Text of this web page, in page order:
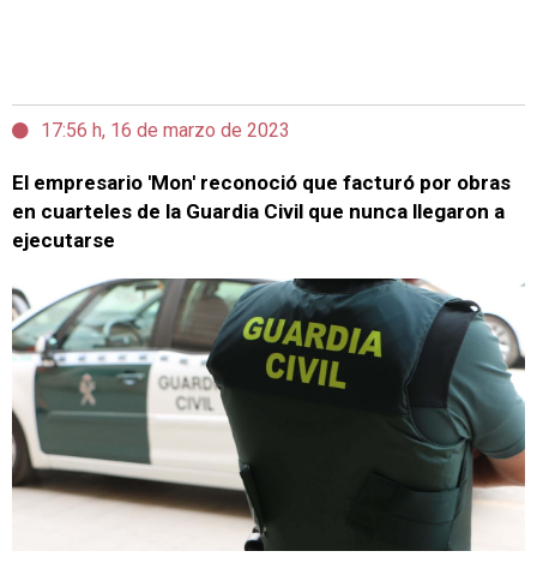
17:56 h, 16 de marzo de 2023
El empresario 'Mon' reconoció que facturó por obras
en cuarteles de la Guardia Civil que nunca llegaron a
ejecutarse